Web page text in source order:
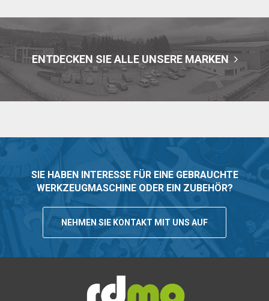
ENTDECKEN SIE ALLE UNSERE MARKEN
SIE HABEN INTERESSE FÜR EINE GEBRAUCHTE
WERKZEUGMASCHINE ODER EIN ZUBEHÖR?
NEHMEN SIE KONTAKT MIT UNS AUF